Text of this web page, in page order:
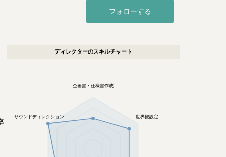
フォローする
ディレクターのスキルチャート
企画書・仕様書作成
世界観設定
サウンドディレクション